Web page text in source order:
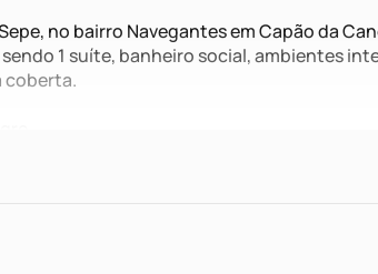
no bairro Navegantes em Capão da
1 suíte, banheiro social, ambientes
coberta.